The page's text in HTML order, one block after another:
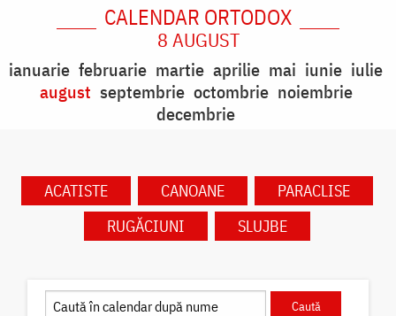
CALENDAR ORTODOX
8 AUGUST
ianuarie februarie martie aprilie mai iunie iulie
august septembrie octombrie noiembrie
decembrie
ACATISTE CANOANE
PARACLISE
RUGĂCIUNI
SLUJBE